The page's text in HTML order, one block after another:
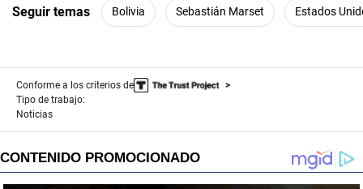
Seguir temas Bolivia Sebastián Marset Estados
Conforme a los criterios de
Tipo de trabajo:
Noticias